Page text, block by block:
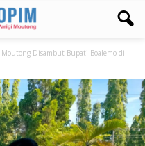
Moutong Disambut Bupati Boalemo di